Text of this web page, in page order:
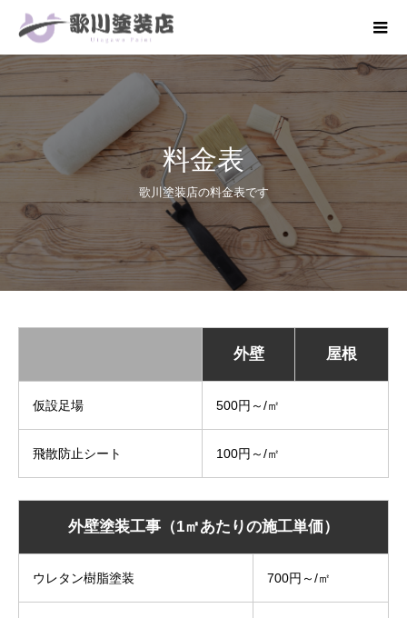
料金表
歌川塗装店の料金表です
外壁 屋根
仮設足場 500円～/㎡
飛散防止シート 100円～/㎡
外壁塗装工事（1㎡あたりの施工単価）
ウレタン樹脂塗装 700円～/㎡